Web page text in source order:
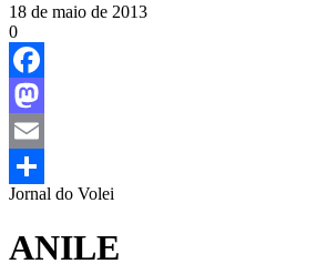
18 de maio de 2013
0
Facebook
Mastodon
Email
Share
Jornal do Volei
ANILE